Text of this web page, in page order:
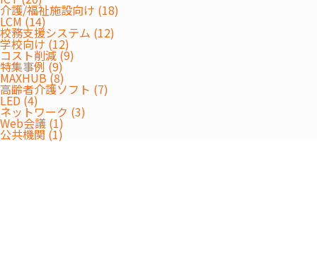
介護/福祉施設向け (18)
LCM (14)
校務支援システム (12)
学校向け (12)
コスト削減 (9)
特集事例 (9)
MAXHUB (8)
高齢者介護ソフト (7)
LED (4)
ネットワーク (3)
Web会議 (1)
公共機関 (1)